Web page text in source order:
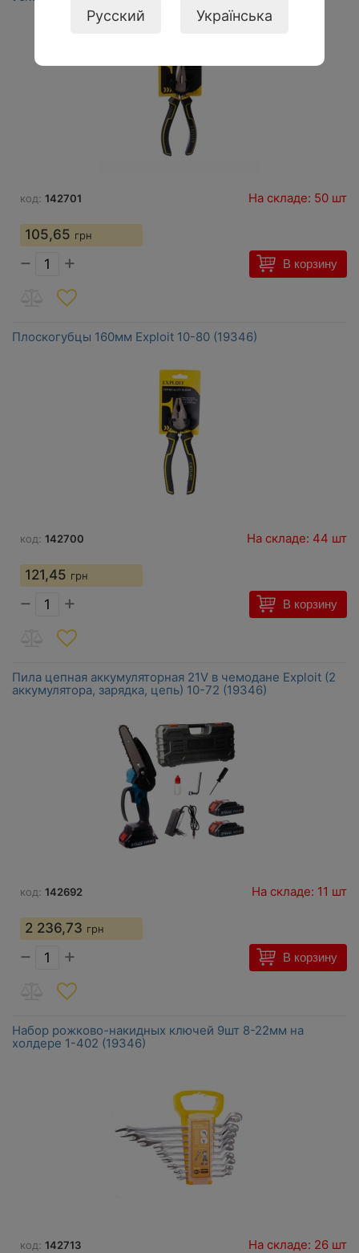
Русский Українська
код: 142701 На складе: 50 шт
105,65 грн
− + В корзину
Плоскогубцы 160мм Exploit 10-80 (19346)
код: 142700 На складе: 44 шт
121,45 грн
− + В корзину
Пила цепная аккумуляторная 21V в чемодане Exploit (2
аккумулятора, зарядка, цепь) 10-72 (19346)
код: 142692 На складе: 11 шт
2 236,73 грн
− + В корзину
Набор рожково-накидных ключей 9шт 8-22мм на
холдере 1-402 (19346)
код: 142713 На складе: 26 шт